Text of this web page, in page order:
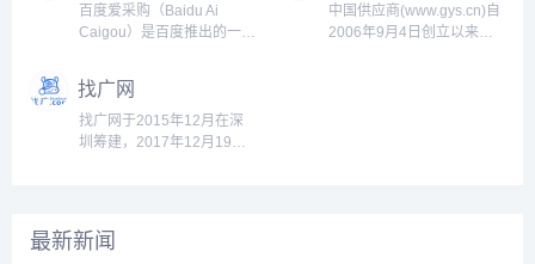
优化服务，助力电商平台在
激烈的市场中脱颖而出。 我
户带来更高质量的流...
平台之一。1. 概述成立时
间：全球资源成立于1970
中国站”，主要服务于国内中
小企业，提供商品批发、采
市场的主要平台，提供企业
对企业（B2B）的在线交易
服务，并且通过其平台，供
业）...
以通过短视频、图文等形式
记录生活点滴，分享生活方
百度爱采购（Baidu Ai
Caigou）是百度推出的一款
采购平台，旨在通过百度强
大的技术背景和数据资源，
帮助企业在精准营销和智能
采购上取得更好的效果。爱
业在互联网时代的竞争力。
1. 平台简介百度爱采购是百
中国供应商(www.gys.cn)自
2006年9月4日创立以来，
找广网
找广网于2015年12月在深
圳筹建，2017年12月19日
量第一名行列。找广是全球
商业创意和广告营销人的行
最新新闻